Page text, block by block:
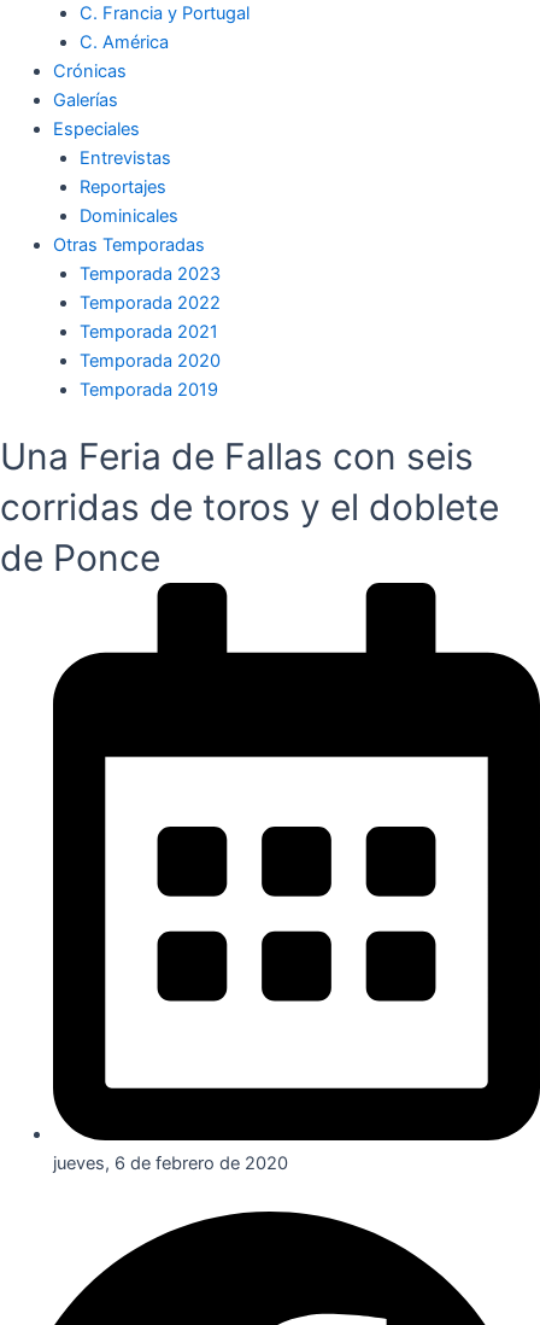
C. Francia y Portugal
C. América
Crónicas
Galerías
Especiales
Entrevistas
Reportajes
Dominicales
Otras Temporadas
Temporada 2023
Temporada 2022
Temporada 2021
Temporada 2020
Temporada 2019
Una Feria de Fallas con seis
corridas de toros y el doblete
de Ponce
jueves, 6 de febrero de 2020